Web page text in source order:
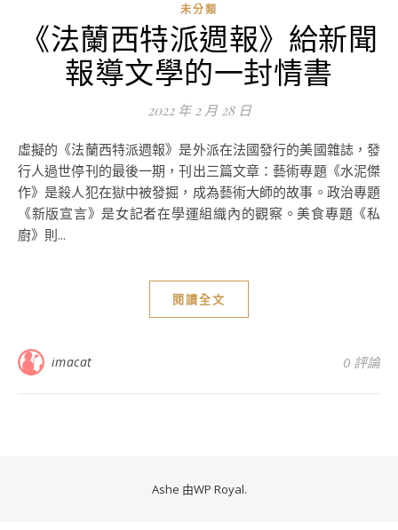
未分類
《法蘭西特派週報》給新聞
報導文學的一封情書
2022 年 2 月 28 日
虛擬的《法蘭西特派週報》是外派在法國發行的美國雜誌，發
行人過世停刊的最後一期，刊出三篇文章：藝術專題《水泥傑
作》是殺人犯在獄中被發掘，成為藝術大師的故事。政治專題
《新版宣言》是女記者在學運組織內的觀察。美食專題《私
廚》則...
閱讀全文
imacat 0 評論
Ashe 由WP Royal.